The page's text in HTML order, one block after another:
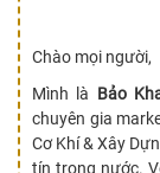
Chào mọi người,
Mình là Bảo
chuyên gia
Cơ Khí & Xây
tín trong nước.